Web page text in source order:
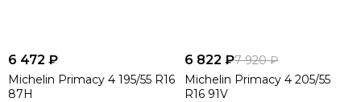
6 472 ₽
Michelin Primacy 4 195/55 R16
87H
6 822 ₽7 920 ₽
Michelin Primacy 4 205/55
R16 91V